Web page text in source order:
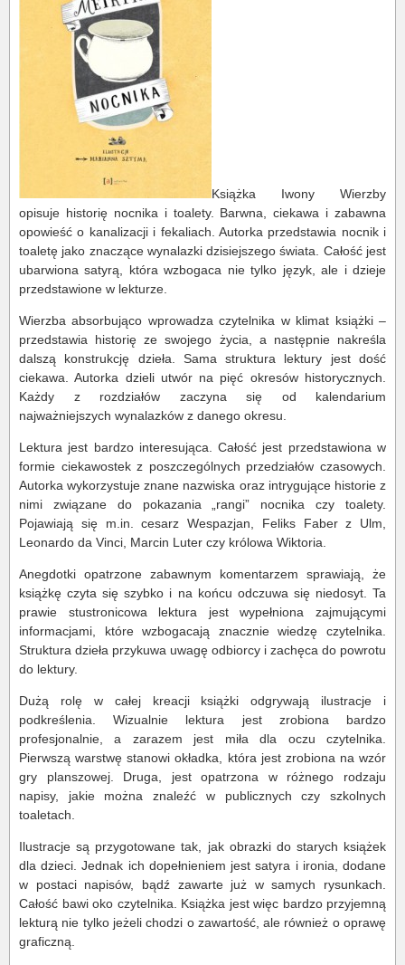
Książka Iwony Wierzby
opisuje historię nocnika i toalety. Barwna, ciekawa i zabawna
opowieść o kanalizacji i fekaliach. Autorka przedstawia nocnik i
toaletę jako znaczące wynalazki dzisiejszego świata. Całość jest
ubarwiona satyrą, która wzbogaca nie tylko język, ale i dzieje
przedstawione w lekturze.
Wierzba absorbująco wprowadza czytelnika w klimat książki –
przedstawia historię ze swojego życia, a następnie nakreśla
dalszą konstrukcję dzieła. Sama struktura lektury jest dość
ciekawa. Autorka dzieli utwór na pięć okresów historycznych.
Każdy z rozdziałów zaczyna się od kalendarium
najważniejszych wynalazków z danego okresu.
Lektura jest bardzo interesująca. Całość jest przedstawiona w
formie ciekawostek z poszczególnych przedziałów czasowych.
Autorka wykorzystuje znane nazwiska oraz intrygujące historie z
nimi związane do pokazania „rangi” nocnika czy toalety.
Pojawiają się m.in. cesarz Wespazjan, Feliks Faber z Ulm,
Leonardo da Vinci, Marcin Luter czy królowa Wiktoria.
Anegdotki opatrzone zabawnym komentarzem sprawiają, że
książkę czyta się szybko i na końcu odczuwa się niedosyt. Ta
prawie stustronicowa lektura jest wypełniona zajmującymi
informacjami, które wzbogacają znacznie wiedzę czytelnika.
Struktura dzieła przykuwa uwagę odbiorcy i zachęca do powrotu
do lektury.
Dużą rolę w całej kreacji książki odgrywają ilustracje i
podkreślenia. Wizualnie lektura jest zrobiona bardzo
profesjonalnie, a zarazem jest miła dla oczu czytelnika.
Pierwszą warstwę stanowi okładka, która jest zrobiona na wzór
gry planszowej. Druga, jest opatrzona w różnego rodzaju
napisy, jakie można znaleźć w publicznych czy szkolnych
toaletach.
Ilustracje są przygotowane tak, jak obrazki do starych książek
dla dzieci. Jednak ich dopełnieniem jest satyra i ironia, dodane
w postaci napisów, bądź zawarte już w samych rysunkach.
Całość bawi oko czytelnika. Książka jest więc bardzo przyjemną
lekturą nie tylko jeżeli chodzi o zawartość, ale również o oprawę
graficzną.